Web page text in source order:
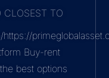
CLOSEST TO
Buy-rent
best options